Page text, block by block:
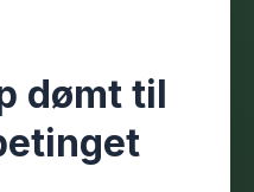
dømt til